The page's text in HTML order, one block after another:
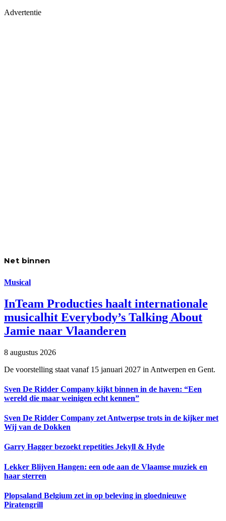
Advertentie
Net binnen
Musical
InTeam Producties haalt internationale
musicalhit Everybody’s Talking About
Jamie naar Vlaanderen
8 augustus 2026
De voorstelling staat vanaf 15 januari 2027 in Antwerpen en Gent.
Sven De Ridder Company kijkt binnen in de haven: “Een
wereld die maar weinigen echt kennen”
Sven De Ridder Company zet Antwerpse trots in de kijker met
Wij van de Dokken
Garry Hagger bezoekt repetities Jekyll & Hyde
Lekker Blijven Hangen: een ode aan de Vlaamse muziek en
haar sterren
Plopsaland Belgium zet in op beleving in gloednieuwe
Piratengrill